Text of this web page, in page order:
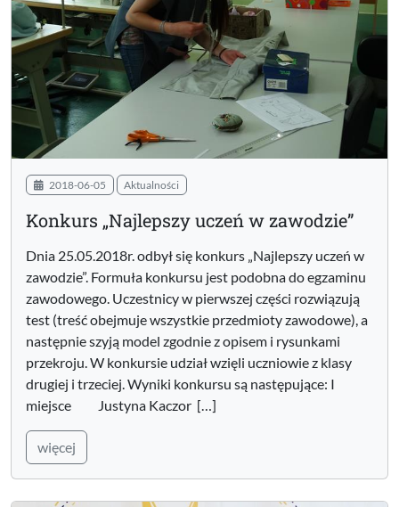
2018-06-05 Aktualności
Konkurs „Najlepszy uczeń w zawodzie”
Dnia 25.05.2018r. odbył się konkurs „Najlepszy uczeń w
zawodzie”. Formuła konkursu jest podobna do egzaminu
zawodowego. Uczestnicy w pierwszej części rozwiązują
test (treść obejmuje wszystkie przedmioty zawodowe), a
następnie szyją model zgodnie z opisem i rysunkami
przekroju. W konkursie udział wzięli uczniowie z klasy
drugiej i trzeciej. Wyniki konkursu są następujące: I
miejsce Justyna Kaczor […]
więcej